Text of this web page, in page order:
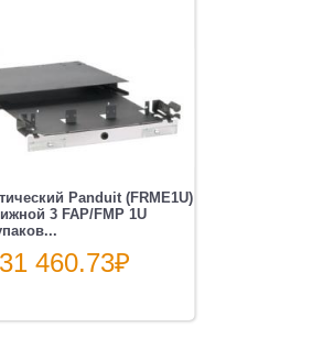
Panduit (FRME1U)
3 FAP/FMP 1U
31 460.73₽